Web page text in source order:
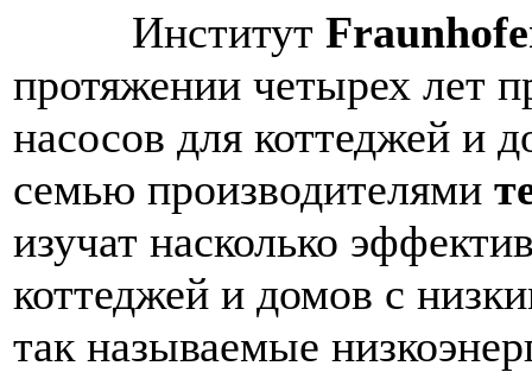
Институт
протяжении четырех лет
насосов для коттеджей и
семью производителями
изучат насколько
коттеджей и домов с
так называемые